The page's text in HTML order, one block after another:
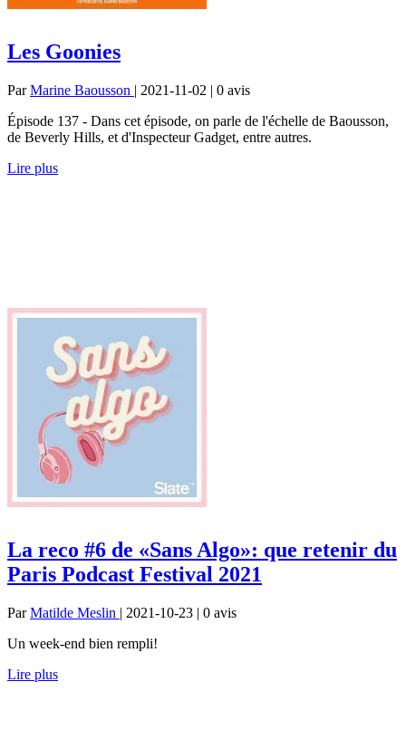
Les Goonies
ParMarine Baousson | 2021-11-02 | 0 avis
Épisode 137 - Dans cet épisode, on parle de l'échelle de Baousson,
de Beverly Hills, et d'Inspecteur Gadget, entre autres.
Lire plus
La reco #6 de «Sans Algo»: que retenir du
Paris Podcast Festival 2021
ParMatilde Meslin | 2021-10-23 | 0 avis
Un week-end bien rempli!
Lire plus